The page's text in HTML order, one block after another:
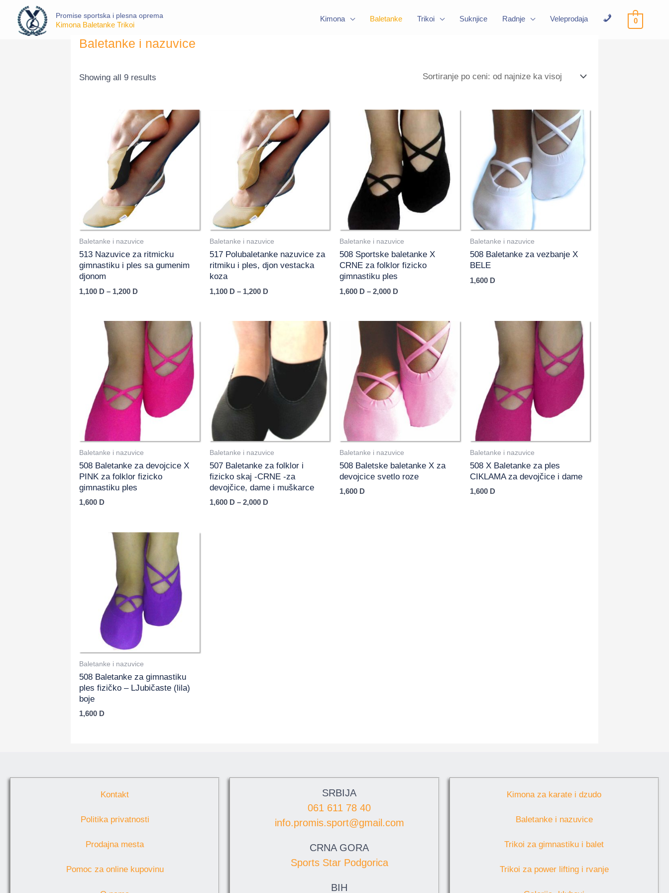
content
Promise sportska i plesna oprema
Kimona Baletanke Trikoi
Kimona Baletanke Trikoi Suknjice Radnje
Veleprodaja
0
Baletanke i nazuvice
Showing all 9 results
Sorted
by
Baletanke i nazuvice
513 Nazuvice za ritmicku
gimnastiku i ples sa gumenim
djonom
1,100 D – 1,200 D
Price
range:
1,100 D
through
1,200 D
Baletanke i nazuvice
517 Polubaletanke nazuvice za
ritmiku i ples, djon vestacka
koza
1,100 D – 1,200 D
Price
range:
1,100 D
through
1,200 D
Baletanke i nazuvice
508 Sportske baletanke X
CRNE za folklor fizicko
gimnastiku ples
1,600 D – 2,000 D
Price
range:
1,600 D
through
2,000 D
Baletanke i nazuvice
508 Baletanke za vezbanje X
BELE
1,600 D
Baletanke i nazuvice
508 Baletanke za devojcice X
PINK za folklor fizicko
gimnastiku ples
1,600 D
Baletanke i nazuvice
507 Baletanke za folklor i
fizicko skaj -CRNE -za
devojčice, dame i muškarce
1,600 D – 2,000 D
Price
range:
1,600 D
through
2,000 D
Baletanke i nazuvice
508 Baletske baletanke X za
devojcice svetlo roze
1,600 D
Baletanke i nazuvice
508 X Baletanke za ples
CIKLAMA za devojčice i dame
1,600 D
Baletanke i nazuvice
508 Baletanke za gimnastiku
ples fizičko – LJubičaste (lila)
boje
1,600 D
Kontakt
Politika privatnosti
Prodajna mesta
Pomoc za online kupovinu
SRBIJA
061 611 78 40
info.promis.sport@gmail.com
CRNA GORA
Sports Star Podgorica
BIH
Kimona za karate i dzudo
Baletanke i nazuvice
Trikoi za gimnastiku i balet
Trikoi za power lifting i rvanje